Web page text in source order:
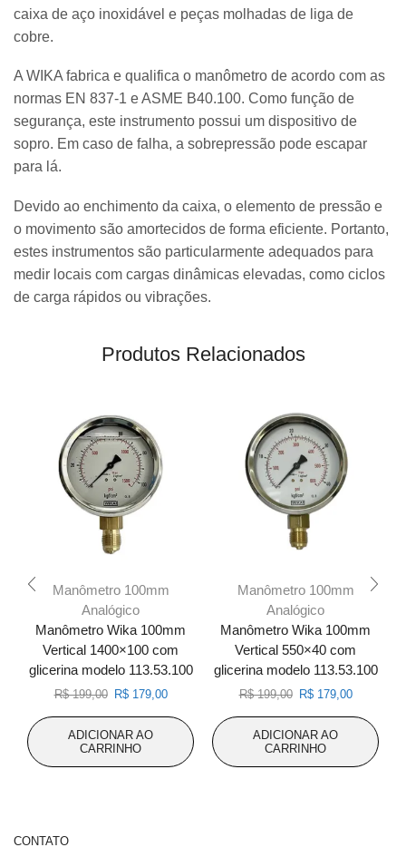
caixa de aço inoxidável e peças molhadas de liga de
cobre.
A WIKA fabrica e qualifica o manômetro de acordo com as
normas EN 837-1 e ASME B40.100. Como função de
segurança, este instrumento possui um dispositivo de
sopro. Em caso de falha, a sobrepressão pode escapar
para lá.
Devido ao enchimento da caixa, o elemento de pressão e
o movimento são amortecidos de forma eficiente. Portanto,
estes instrumentos são particularmente adequados para
medir locais com cargas dinâmicas elevadas, como ciclos
de carga rápidos ou vibrações.
Produtos Relacionados
Manômetro 100mm
Analógico
Manômetro Wika 100mm
Vertical 1400×100 com
glicerina modelo 113.53.100
R$199,00 O
original
era:
R$179,00O
atual
R$ 179,00.
ADICIONAR AO
CARRINHO
Manômetro 100mm
Analógico
Manômetro Wika 100mm
Vertical 550×40 com
glicerina modelo 113.53.100
R$199,00 O
original
era:
R$179,00O
atual
R$
ADICIONAR AO
CARRINHO
CONTATO